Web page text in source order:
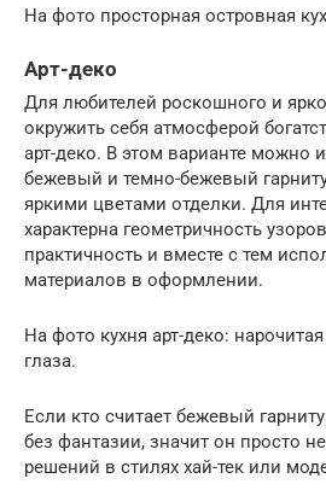
На фото просторная островная
Арт-деко
Для любителей роскошного и
окружить себя атмосферой
арт-деко. В этом варианте можно
бежевый и темно-бежевый
яркими цветами отделки. Для
характерна геометричность
практичность и вместе с тем
материалов в оформлении.
На фото кухня арт-деко:
глаза.
Если кто считает бежевый
без фантазии, значит он просто
решений в стилях хай-тек или